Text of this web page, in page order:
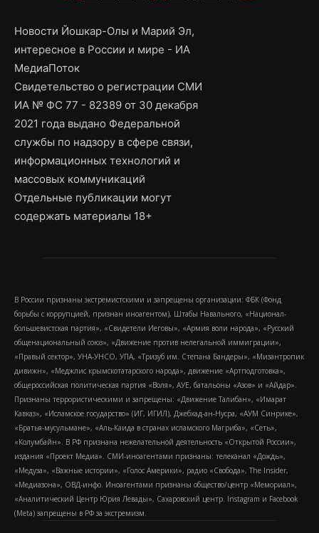
Новости Йошкар-Олы и Марий Эл,
интересное в России и мире - ИА
МедиаПоток
Свидетельство о регистрации СМИ
ИА № ФС 77 - 82389 от 30 декабря
2021 года выдано Федеральной
службы по надзору в сфере связи,
информационных технологий и
массовых коммуникаций
Отдельные публикации могут
содержать материалы 18+
В России признаны экстремистскими и запрещены организации: ФБК (Фонд
борьбы с коррупцией, признан иноагентом), Штабы Навального, «Национал-
большевистская партия», «Свидетели Иеговы», «Армия воли народа», «Русский
общенациональный союз», «Движение против нелегальной иммиграции»,
«Правый сектор», УНА-УНСО, УПА, «Тризуб им. Степана Бандеры», «Мизантропик
дивижн», «Меджлис крымскотатарского народа», движение «Артподготовка»,
общероссийская политическая партия «Воля», АУЕ, батальоны «Азов» и «Айдар».
Признаны террористическими и запрещены: «Движение Талибан», «Имарат
Кавказ», «Исламское государство» (ИГ, ИГИЛ), Джебхад-ан-Нусра, «АУМ Синрике»,
«Братья-мусульмане», «Аль-Каида в странах исламского Магриба», «Сеть»,
«Колумбайн». В РФ признана нежелательной деятельность «Открытой России»,
издания «Проект Медиа». СМИ-иноагентами признаны: телеканал «Дождь»,
«Медуза», «Важные истории», «Голос Америки», радио «Свобода», The Insider,
«Медиазона», ОВД-инфо. Иноагентами признаны общество/центр «Мемориал»,
«Аналитический Центр Юрия Левады», Сахаровский центр. Instagram и Facebook
(Metа) запрещены в РФ за экстремизм.